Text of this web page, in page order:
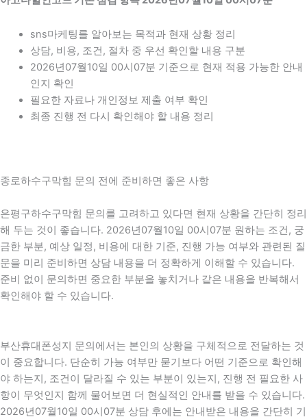
sns마케팅를 알아보는 목적과 현재 상황 정리
상담, 비용, 조건, 절차 중 우선 확인할 내용 구분
2026년07월10일 00시07분 기준으로 현재 적용 가능한 안내
인지 확인
필요한 자료나 개인정보 제출 여부 확인
최종 진행 전 다시 확인해야 할 내용 정리
종로하수구막힘 문의 전에 준비하면 좋은 사항
은평구하수구막힘 문의를 고려하고 있다면 현재 상황을 간단히 정리
해 두는 것이 좋습니다. 2026년07월10일 00시07분 원하는 조건, 궁
금한 부분, 예상 일정, 비용에 대한 기준, 진행 가능 여부와 관련된 질
문을 미리 준비하면 상담 내용을 더 정확하게 이해할 수 있습니다.
준비 없이 문의하면 중요한 부분을 놓치거나 같은 내용을 반복해서
확인해야 할 수 있습니다.
부산휴대폰성지 문의에서는 본인의 상황을 구체적으로 전달하는 것
이 중요합니다. 단순히 가능 여부만 묻기보다 어떤 기준으로 확인해
야 하는지, 조건이 달라질 수 있는 부분이 있는지, 진행 전 필요한 사
항이 무엇인지 함께 물어보면 더 현실적인 안내를 받을 수 있습니다.
2026년07월10일 00시07분 상담 후에는 안내받은 내용을 간단히 기